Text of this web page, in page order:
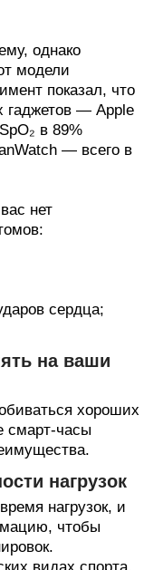
однако
модели
показал, что
гаджетов — Apple
в 89%
— всего в
нет
сердца;
на ваши
хороших
смарт-часы
нагрузок
нагрузок, и
чтобы
видах спорта,